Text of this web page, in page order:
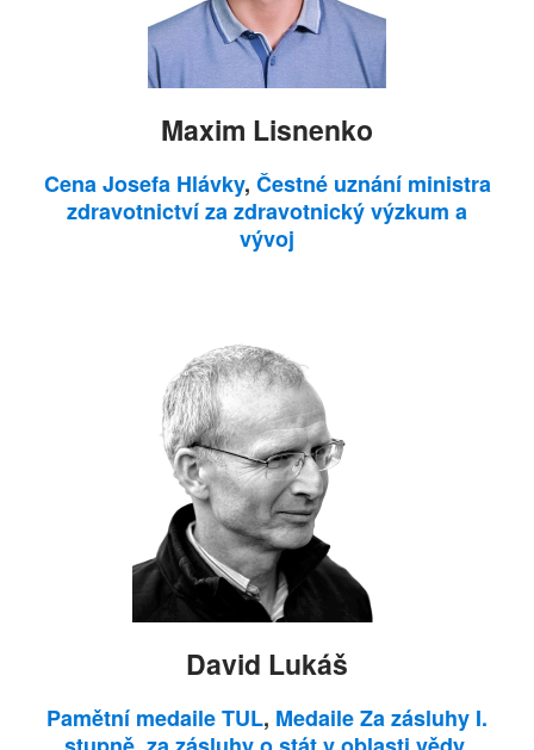
Maxim Lisnenko
Cena Josefa Hlávky, Čestné uznání ministra
zdravotnictví za zdravotnický výzkum a
vývoj
David Lukáš
Pamětní medaile TUL, Medaile Za zásluhy I.